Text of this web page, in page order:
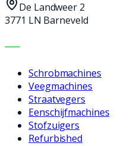
De Landweer 2
3771 LN Barneveld
MACHINES
Schrobmachines
Veegmachines
Straatvegers
Eenschijfmachines
Stofzuigers
Refurbished